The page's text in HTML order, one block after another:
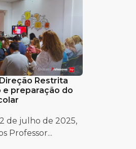
Restrita
e preparação do
de julho de 2025,
Professor...